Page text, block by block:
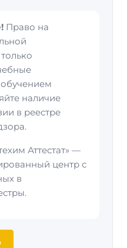
Право на
наличие
в реестре
Аттестат» —
центр с
в